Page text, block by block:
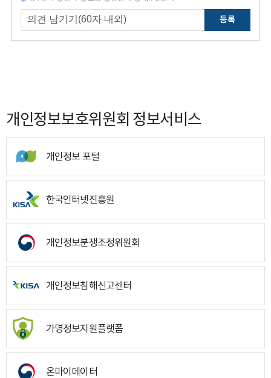
등록
개인정보보호위원회 정보서비스
개인정보 포털
한국인터넷진흥원
개인정보분쟁조정위원회
개인정보침해신고센터
가명정보지원플랫폼
온마이데이터